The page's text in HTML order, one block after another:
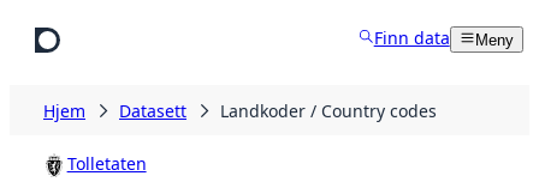
Finn data Meny
Hjem Datasett Landkoder / Country codes
Tolletaten